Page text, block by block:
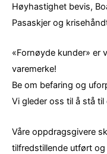
Høyhastighet bevis,
Pasaskjer og
«Fornøyde kunder» er
varemerke!
Be om befaring og
Vi gleder oss til å stå til
Våre oppdragsgivere
tilfredstillende utført